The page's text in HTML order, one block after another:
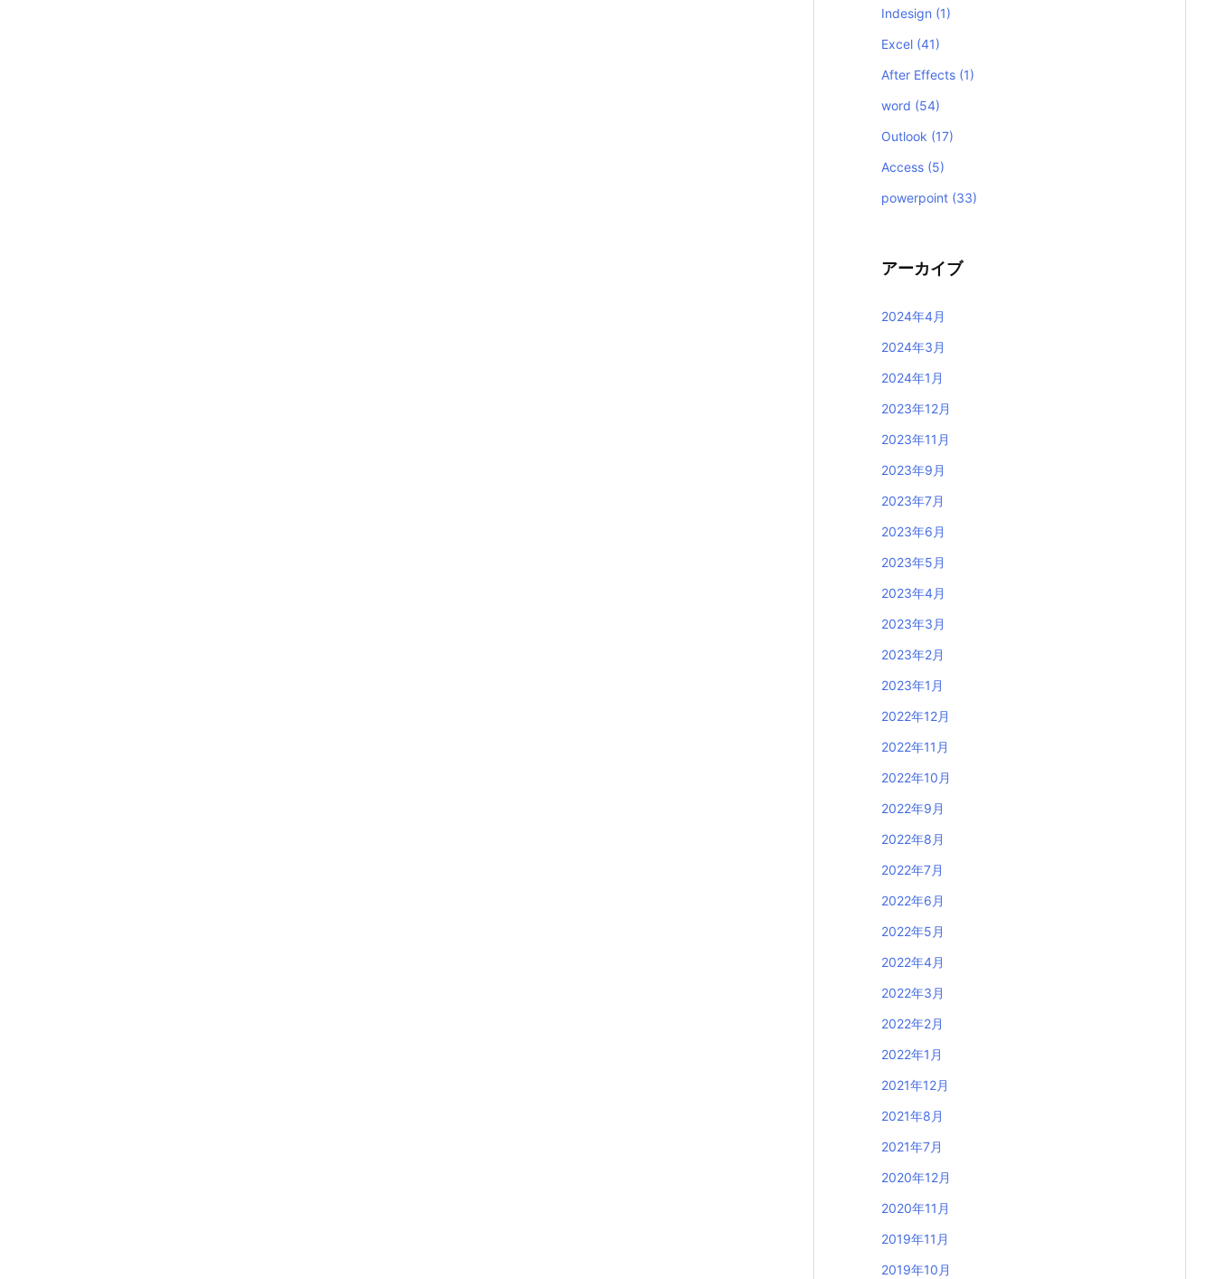
Indesign (1)
Excel (41)
After Effects (1)
word (54)
Outlook (17)
Access (5)
powerpoint (33)
アーカイブ
2024年4月
2024年3月
2024年1月
2023年12月
2023年11月
2023年9月
2023年7月
2023年6月
2023年5月
2023年4月
2023年3月
2023年2月
2023年1月
2022年12月
2022年11月
2022年10月
2022年9月
2022年8月
2022年7月
2022年6月
2022年5月
2022年4月
2022年3月
2022年2月
2022年1月
2021年12月
2021年8月
2021年7月
2020年12月
2020年11月
2019年11月
2019年10月